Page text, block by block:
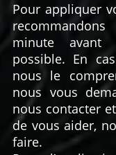
Pour appliquer
minute avant
possible. En
nous le
nous vous
nous contacter
de vous aider,
faire.